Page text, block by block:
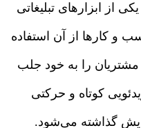
از ابزارهای تبلیغاتی
و کارها از آن استفاده
مشتریان را به خود جلب
کوتاه و حرکتی
گذاشته می‌شود.